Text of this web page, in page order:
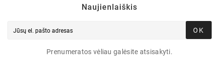
Naujienlaiškis
OK
Prenumeratos vėliau galėsite atsisakyti.